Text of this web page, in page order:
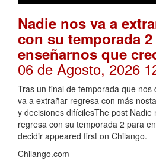
Nadie nos va a
con su temporada 2
enseñarnos que
06 de Agosto, 2026
Tras un final de temporada que nos
va a extrañar regresa con más
y decisiones difícilesThe post Nadie
regresa con su temporada 2 para
decidir appeared first on Chilango.
Chilango.com